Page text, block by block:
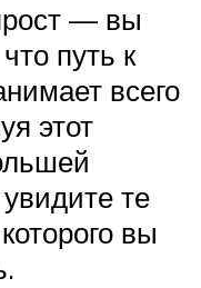
— вы
путь к
всего
этот
те
вы